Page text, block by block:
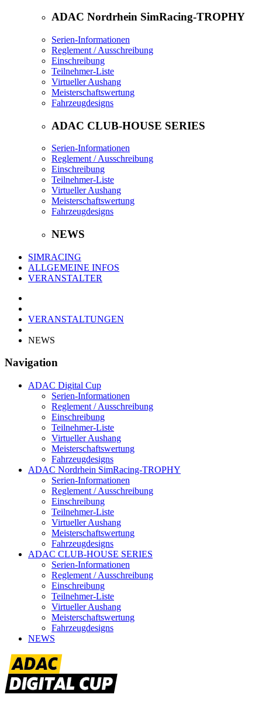
ADAC Nordrhein SimRacing-TROPHY
Serien-Informationen
Reglement / Ausschreibung
Einschreibung
Teilnehmer-Liste
Virtueller Aushang
Meisterschaftswertung
Fahrzeugdesigns
ADAC CLUB-HOUSE SERIES
Serien-Informationen
Reglement / Ausschreibung
Einschreibung
Teilnehmer-Liste
Virtueller Aushang
Meisterschaftswertung
Fahrzeugdesigns
NEWS
SIMRACING
ALLGEMEINE INFOS
VERANSTALTER
VERANSTALTUNGEN
NEWS
Navigation
ADAC Digital Cup
Serien-Informationen
Reglement / Ausschreibung
Einschreibung
Teilnehmer-Liste
Virtueller Aushang
Meisterschaftswertung
Fahrzeugdesigns
ADAC Nordrhein SimRacing-TROPHY
Serien-Informationen
Reglement / Ausschreibung
Einschreibung
Teilnehmer-Liste
Virtueller Aushang
Meisterschaftswertung
Fahrzeugdesigns
ADAC CLUB-HOUSE SERIES
Serien-Informationen
Reglement / Ausschreibung
Einschreibung
Teilnehmer-Liste
Virtueller Aushang
Meisterschaftswertung
Fahrzeugdesigns
NEWS